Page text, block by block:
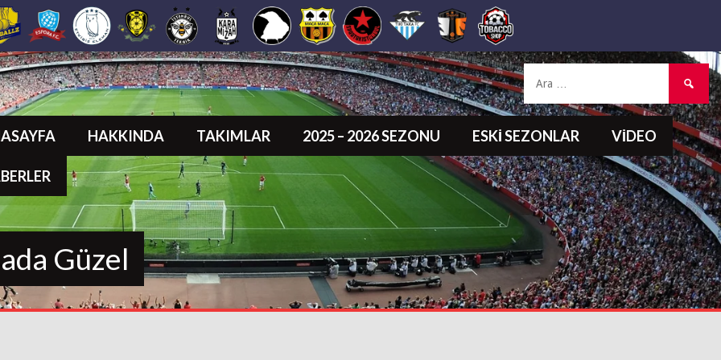
HAKKINDA TAKIMLAR 2025 – 2026 SEZONU ESKI SEZONLAR VIDEO
Güzel